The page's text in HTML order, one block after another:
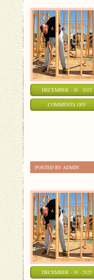
DECEMBER - 30 - 2025
COMMENTS OFFON
POSTED BY ADMIN
DECEMBER - 30 - 2025